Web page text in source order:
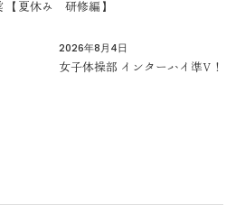
【夏休み 研修編】
2026年8月4日
女子体操部 インターハイ準V！